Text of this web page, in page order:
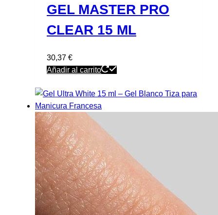
GEL MASTER PRO
CLEAR 15 ML
30,37 €
Añadir al carrito